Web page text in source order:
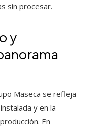
sin procesar.
y
Maseca se refleja
y en la
En